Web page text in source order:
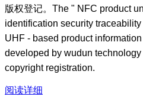
版权登记。The " NFC product
identification security
UHF - based product
developed by wudun technology
copyright registration.
阅读详细